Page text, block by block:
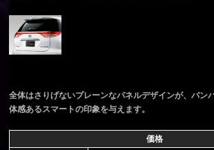
全体はさりげないプレーンなパネルデザインが、バン
体感あるスマートの印象を与えます。
価格